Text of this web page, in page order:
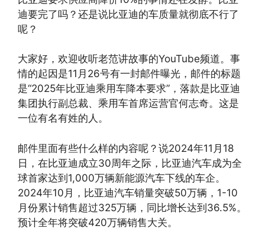
迪要完了吗？还是说比亚迪的车质量就彻底不行了
呢？
大家好，欢迎收听老范讲故事的YouTube频道。事
情的起因是11月26号有一封邮件曝光，邮件的标题
是“2025年比亚迪乘用车降本要求”，落款是比亚迪
集团执行副总裁、乘用车首席运营官何志奇。这是
一位有名有姓的人。
邮件里面有些什么样的内容呢？说2024年11月18
日，在比亚迪成立30周年之际，比亚迪汽车成为全
球首家达到1,000万辆新能源汽车下线的车企。
2024年10月，比亚迪汽车销量突破50万辆，1-10
月份累计销售超过325万辆，同比增长达到36.5%。
预计全年将突破420万辆销售大关。